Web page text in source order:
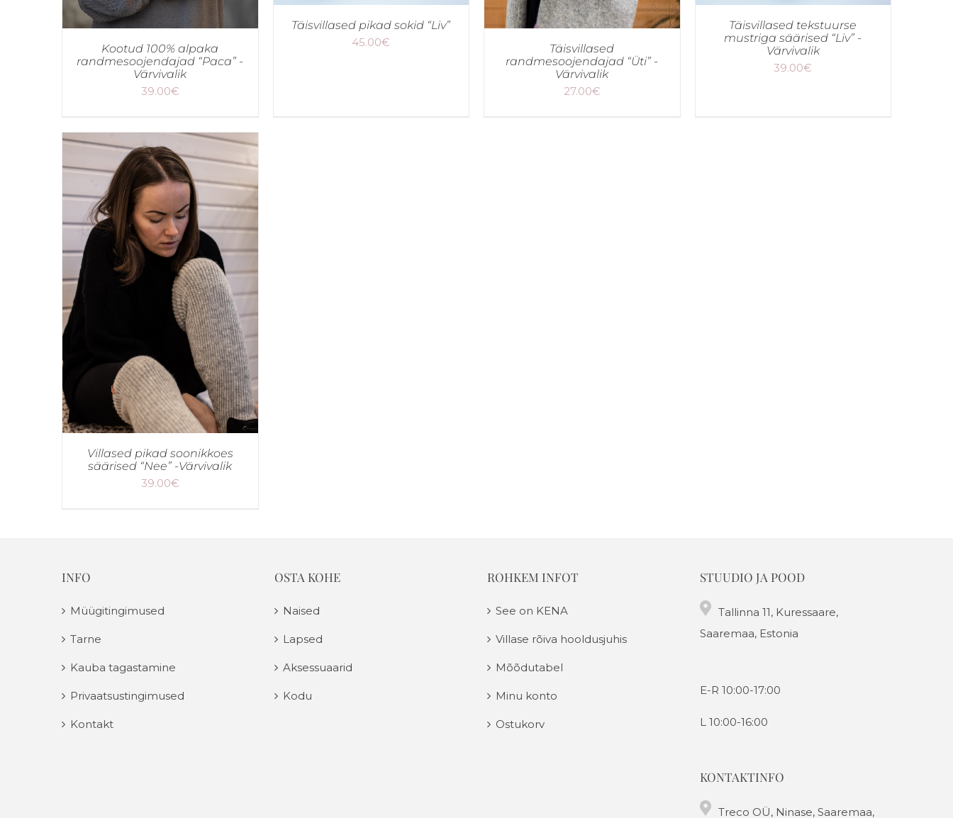
Kootud 100% alpaka
randmesoojendajad “Paca” -
Värvivalik
39.00€
Täisvillased pikad sokid “Liv”
45.00€
Täisvillased
randmesoojendajad “Üti” -
Värvivalik
27.00€
Täisvillased tekstuurse
mustriga säärised “Liv” -
Värvivalik
39.00€
Villased pikad soonikkoes
säärised “Nee” -Värvivalik
39.00€
INFO
Müügitingimused
Tarne
Kauba tagastamine
Privaatsustingimused
Kontakt
OSTA KOHE
Naised
Lapsed
Aksessuaarid
Kodu
ROHKEM INFOT
See on KENA
Villase rõiva hooldusjuhis
Mõõdutabel
Minu konto
Ostukorv
STUUDIO JA POOD
Tallinna 11, Kuressaare,
Saaremaa, Estonia
E-R 10:00-17:00
L 10:00-16:00
KONTAKTINFO
Treco OÜ, Ninase, Saaremaa,